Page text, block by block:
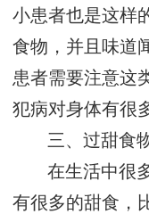
小患者也是这样
食物，并且味道
患者需要注意这
犯病对身体有很
三、过甜食
在生活中很
有很多的甜食，